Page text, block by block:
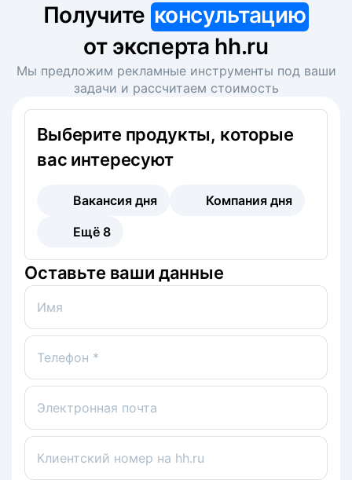
Получите консультацию
от эксперта hh.ru
Мы предложим рекламные инструменты под ваши
задачи и рассчитаем стоимость
Выберите продукты, которые
вас интересуют
Вакансия дня
Компания дня
Ещё 8
Оставьте ваши данные
Имя
Телефон *
Электронная почта
Клиентский номер на hh.ru